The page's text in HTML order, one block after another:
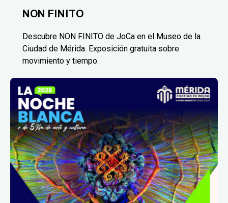
NON FINITO
Descubre NON FINITO de JoCa en el Museo de la
Ciudad de Mérida. Exposición gratuita sobre
movimiento y tiempo.